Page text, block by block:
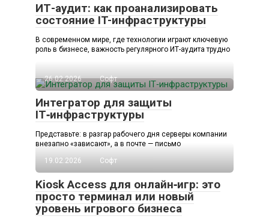
ИТ-аудит: как проанализировать
состояние IT-инфраструктуры
В современном мире, где технологии играют ключевую
роль в бизнесе, важность регулярного ИТ-аудита трудно
26.02.2026 Софт
Интегратор для защиты
IT‑инфраструктуры
Представьте: в разгар рабочего дня серверы компании
внезапно «зависают», а в почте — письмо
19.02.2026
Софт
Kiosk Access для онлайн‑игр: это
просто терминал или новый
уровень игрового бизнеса